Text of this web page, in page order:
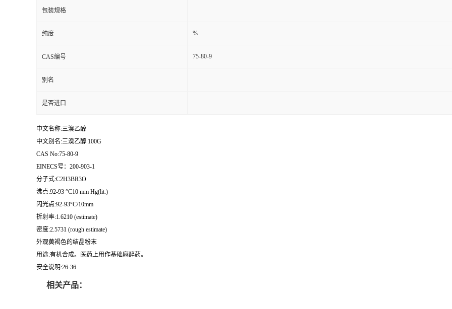
包装规格
纯度 %
CAS编号 75-80-9
别名
是否进口
中文名称:三溴乙醇
中文别名:三溴乙醇 100G
CAS No:75-80-9
EINECS号：200-903-1
分子式:C2H3BR3O
沸点:92-93 °C10 mm Hg(lit.)
闪光点:92-93°C/10mm
折射率:1.6210 (estimate)
密度:2.5731 (rough estimate)
外观黄褐色的结晶粉末
用途:有机合成。医药上用作基础麻醉药。
安全说明:26-36
相关产品：